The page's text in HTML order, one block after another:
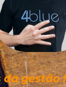
da gestão